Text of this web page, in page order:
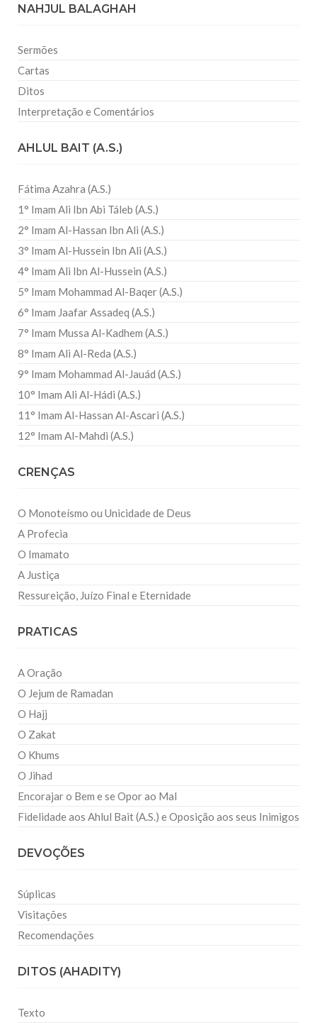
NAHJUL BALAGHAH
Sermões
Cartas
Ditos
Interpretação e Comentários
AHLUL BAIT (A.S.)
Fátima Azahra (A.S.)
1° Imam Ali Ibn Abi Táleb (A.S.)
2° Imam Al-Hassan Ibn Ali (A.S.)
3° Imam Al-Hussein Ibn Ali (A.S.)
4° Imam Ali Ibn Al-Hussein (A.S.)
5° Imam Mohammad Al-Baqer (A.S.)
6° Imam Jaafar Assadeq (A.S.)
7° Imam Mussa Al-Kadhem (A.S.)
8° Imam Ali Al-Reda (A.S.)
9° Imam Mohammad Al-Jauád (A.S.)
10° Imam Ali Al-Hádi (A.S.)
11° Imam Al-Hassan Al-Ascari (A.S.)
12° Imam Al-Mahdi (A.S.)
CRENÇAS
O Monoteísmo ou Unicidade de Deus
A Profecia
O Imamato
A Justiça
Ressureição, Juízo Final e Eternidade
PRATICAS
A Oração
O Jejum de Ramadan
O Hajj
O Zakat
O Khums
O Jihad
Encorajar o Bem e se Opor ao Mal
Fidelidade aos Ahlul Bait (A.S.) e Oposição aos seus Inimigos
DEVOÇÕES
Súplicas
Visitações
Recomendações
DITOS (AHADITY)
Texto